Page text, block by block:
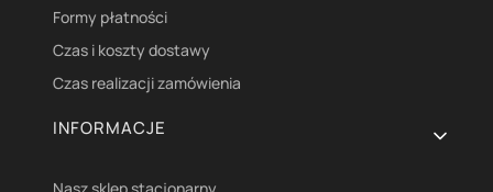
Formy płatności
Czas i koszty dostawy
Czas realizacji zamówienia
INFORMACJE